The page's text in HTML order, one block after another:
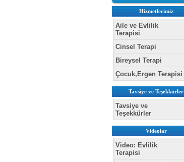
Hizmetlerimiz
Aile ve Evlilik
Terapisi
Cinsel Terapi
Bireysel Terapi
Çocuk,Ergen Terapisi
Tavsiye ve Teşekkürler
Tavsiye ve
Teşekkürler
Videolar
Video: Evlilik
Terapisi